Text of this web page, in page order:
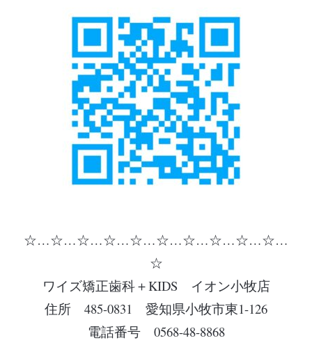
☆…☆…☆…☆…☆…☆…☆…☆…☆…☆…
☆
ワイズ矯正歯科＋KIDS イオン小牧店
住所 485-0831 愛知県小牧市東1-126
電話番号 0568-48-8868